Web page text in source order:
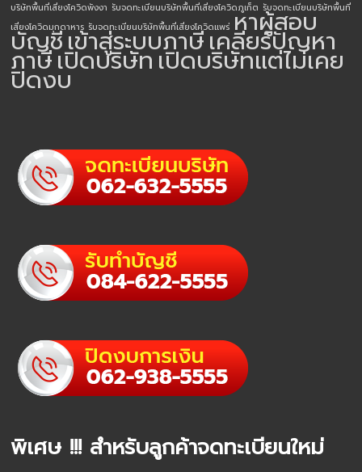
บริษัทพื้นที่เสี่ยงโควิดพังงา รับจดทะเบียนบริษัทพื้นที่เสี่ยงโควิดภูเก็ต รับจดทะเบียนบริษัทพื้นที่
เสี่ยงโควิดมุกดาหาร รับจดทะเบียนบริษัทพื้นที่เสี่ยงโควิดแพร่ หาผู้สอบ
บัญชีเข้าสู่ระบบภาษีเคลียร์ปัญหา
ภาษีเปิดบริษัทเปิดบริษัทแต่ไม่เคย
ปิดงบ
พิเศษ !!! สำหรับลูกค้าจดทะเบียนใหม่